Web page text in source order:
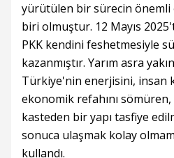
yürütülen bir sürecin önemli
biri olmuştur. 12 Mayıs
PKK kendini feshetmesiyle
kazanmıştır. Yarım asra
Türkiye'nin enerjisini, insan
ekonomik refahını sömüren,
kasteden bir yapı tasfiye
sonuca ulaşmak kolay
kullandı.